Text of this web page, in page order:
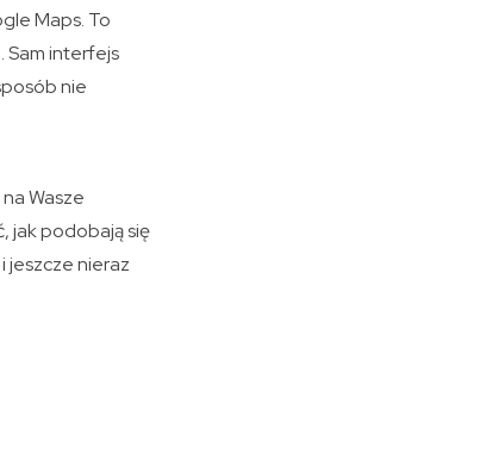
Maps. To
Sam interfejs
nie
Wasze
jak podobają się
jeszcze nieraz